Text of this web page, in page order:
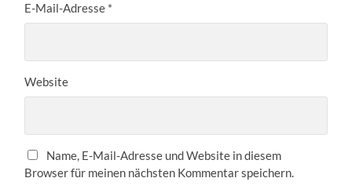
E-Mail-Adresse *
Website
Name, E-Mail-Adresse und Website in diesem
Browser für meinen nächsten Kommentar speichern.